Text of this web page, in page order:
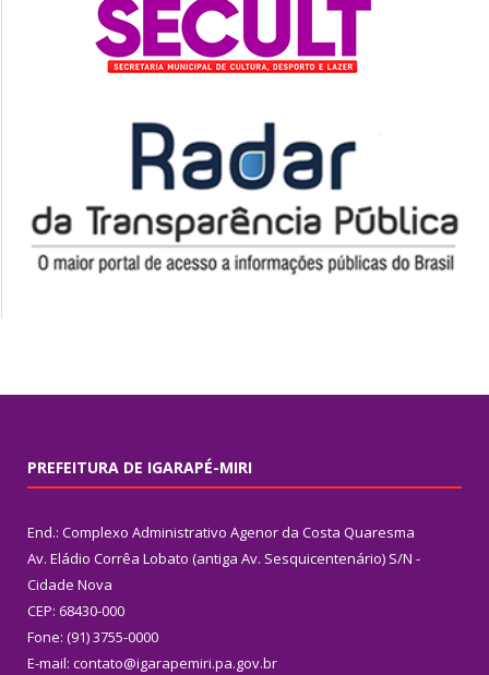
PREFEITURA DE IGARAPÉ-MIRI
End.: Complexo Administrativo Agenor da Costa Quaresma
Av. Eládio Corrêa Lobato (antiga Av. Sesquicentenário) S/N -
Cidade Nova
CEP: 68430-000
Fone: (91) 3755-0000
E-mail: contato@igarapemiri.pa.gov.br